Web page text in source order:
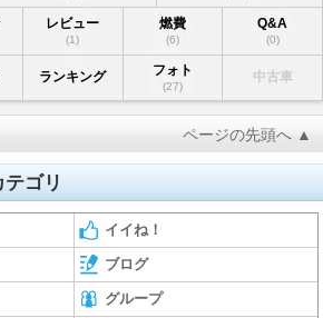
レビュー
(1)
燃費
(6)
Q&A
(0)
ランキング フォト
(27)
中古車
ページの先頭へ ▲
ゴリ
イイね！
ブログ
グループ